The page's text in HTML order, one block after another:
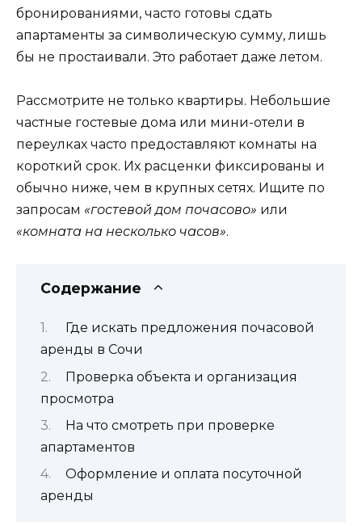
бронированиями, часто готовы сдать
апартаменты за символическую сумму, лишь
бы не простаивали. Это работает даже летом.
Рассмотрите не только квартиры. Небольшие
частные гостевые дома или мини-отели в
переулках часто предоставляют комнаты на
короткий срок. Их расценки фиксированы и
обычно ниже, чем в крупных сетях. Ищите по
запросам «гостевой дом почасово» или
«комната на несколько часов».
Содержание
Где искать предложения почасовой
аренды в Сочи
Проверка объекта и организация
просмотра
На что смотреть при проверке
апартаментов
Оформление и оплата посуточной
аренды